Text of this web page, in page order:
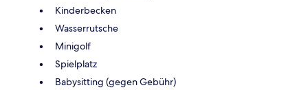
Kinderbecken
Wasserrutsche
Minigolf
Spielplatz
Babysitting (gegen Gebühr)